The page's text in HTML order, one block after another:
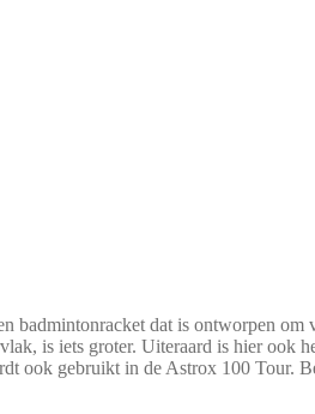
dat is ontworpen om
is iets groter. Uiteraard is hier ook
ook gebruikt in de Astrox 100 Tour.